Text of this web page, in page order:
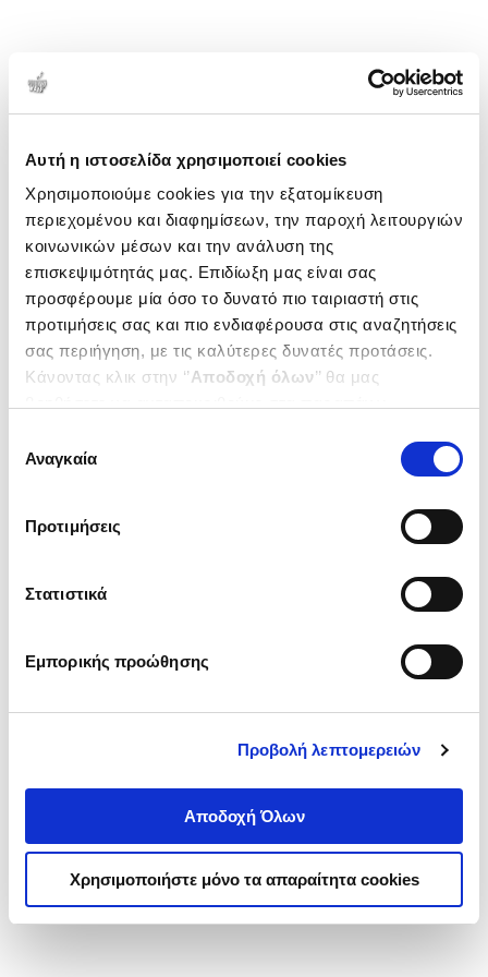
Αυτή η ιστοσελίδα χρησιμοποιεί cookies
Χρησιμοποιούμε cookies για την εξατομίκευση
περιεχομένου και διαφημίσεων, την παροχή λειτουργιών
κοινωνικών μέσων και την ανάλυση της
επισκεψιμότητάς μας. Επιδίωξη μας είναι σας
προσφέρουμε μία όσο το δυνατό πιο ταιριαστή στις
προτιμήσεις σας και πιο ενδιαφέρουσα στις αναζητήσεις
σας περιήγηση, με τις καλύτερες δυνατές προτάσεις.
Κάνοντας κλικ στην ‘’Αποδοχή όλων’’ θα μας
ενδιαφέρουν και να επιλέξετε από τα παρακάτω με την
΄΄και να ενημερωθείτε σχετικά με
συγκατάθεσης
Αναγκαία
Προτιμήσεις
Στατιστικά
Εμπορικής προώθησης
Προβολή λεπτομερειών
Αποδοχή Όλων
Χρησιμοποιήστε μόνο τα απαραίτητα cookies